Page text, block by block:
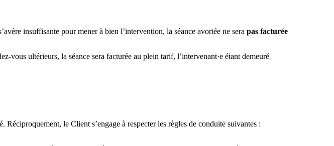
insuffisante pour mener à bien l’intervention, la séance avortée ne sera pas facturée
vous ultérieurs, la séance sera facturée au plein tarif, l’intervenant·e étant demeuré
le Client s’engage à respecter les règles de conduite suivantes :